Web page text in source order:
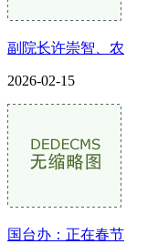
副院长许崇智、农
2026-02-15
国台办：正在春节